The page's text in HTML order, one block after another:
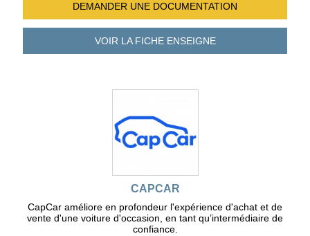
DEMANDER UNE DOCUMENTATION
VOIR LA FICHEENSEIGNE
CAPCAR
CapCar améliore en profondeur l'expérience d'achat et de
vente d'une voiture d'occasion, en tant qu’intermédiaire de
confiance.